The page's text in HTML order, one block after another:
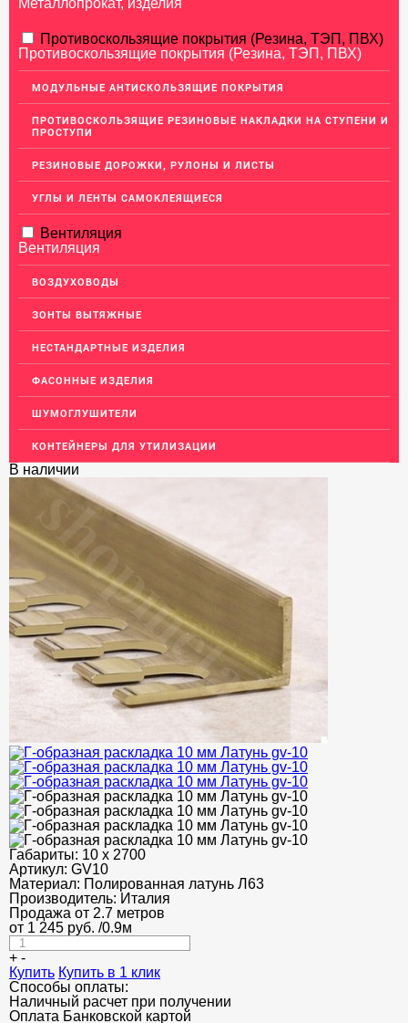
Металлопрокат, изделия
АЛЮМИНИЕВЫЙ ПРОКАТ
НЕРЖАВЕЮЩАЯ СТАЛЬ
МЕДНЫЙ ПРОКАТ
ЛАТУННЫЙ ПРОКАТ
ДЕКОР НЕРЖАВЕЙКА
ОГРАЖДЕНИЯ ДЛЯ ЛЕСТНИЦ
ЭЛЕКТРОДЫ
ДЕКОРАТИВНЫЙ УГОЛОК
МЕТАЛЛИЧЕСКИЕ ПОРОГИ НАПОЛЬНЫЕ (ДЛЯ ПОЛА),
РАСКЛАДКА, ПЛИНТУС
Алюминиевый плинтус
Раскладка под плитку
Т-образный профиль
Алюминиевые пороги
Полоса декоративная
АКЦИИ
НЕДОРОГОЙ МЕТАЛЛОПРОКАТ
Противоскользящие покрытия (Резина, ТЭП, ПВХ)
Противоскользящие покрытия (Резина, ТЭП, ПВХ)
МОДУЛЬНЫЕ АНТИСКОЛЬЗЯЩИЕ ПОКРЫТИЯ
ПРОТИВОСКОЛЬЗЯЩИЕ РЕЗИНОВЫЕ НАКЛАДКИ НА СТУПЕНИ И
ПРОСТУПИ
РЕЗИНОВЫЕ ДОРОЖКИ, РУЛОНЫ И ЛИСТЫ
УГЛЫ И ЛЕНТЫ САМОКЛЕЯЩИЕСЯ
Вентиляция
Вентиляция
ВОЗДУХОВОДЫ
ЗОНТЫ ВЫТЯЖНЫЕ
НЕСТАНДАРТНЫЕ ИЗДЕЛИЯ
ФАСОННЫЕ ИЗДЕЛИЯ
ШУМОГЛУШИТЕЛИ
КОНТЕЙНЕРЫ ДЛЯ УТИЛИЗАЦИИ
В наличии
Габариты: 10 х 2700
Артикул: GV10
Материал: Полированная латунь Л63
Производитель: Италия
Продажа от 2.7 метров
от 1 245 руб. /0.9м
+ -
Купить Купить в 1 клик
Способы оплаты:
Наличный расчет при получении
Оплата Банковской картой